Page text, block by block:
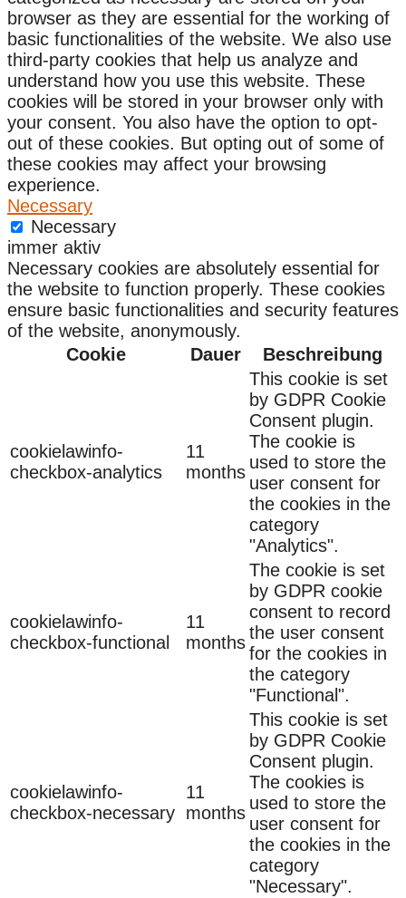
browser as they are essential for the working of
basic functionalities of the website. We also use
third-party cookies that help us analyze and
understand how you use this website. These
cookies will be stored in your browser only with
your consent. You also have the option to opt-
out of these cookies. But opting out of some of
these cookies may affect your browsing
experience.
Necessary
Necessary
immer aktiv
Necessary cookies are absolutely essential for
the website to function properly. These cookies
ensure basic functionalities and security features
of the website, anonymously.
Cookie
Dauer Beschreibung
cookielawinfo-
checkbox-analytics
11
months
This cookie is set
by GDPR Cookie
Consent plugin.
The cookie is
used to store the
user consent for
the cookies in the
category
"Analytics".
cookielawinfo-
checkbox-functional
11
months
The cookie is set
by GDPR cookie
consent to record
the user consent
for the cookies in
the category
"Functional".
cookielawinfo-
checkbox-necessary
11
months
This cookie is set
by GDPR Cookie
Consent plugin.
The cookies is
used to store the
user consent for
the cookies in the
category
"Necessary".